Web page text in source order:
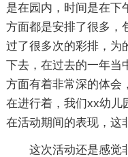
是在园内，时间是在下
方面都是安排了很多，
过了很多次的彩排，为
下去，在过去的一年当
方面有着非常深的体会
在进行着，我们xx幼儿
在活动期间的表现，这
这次活动还是感觉